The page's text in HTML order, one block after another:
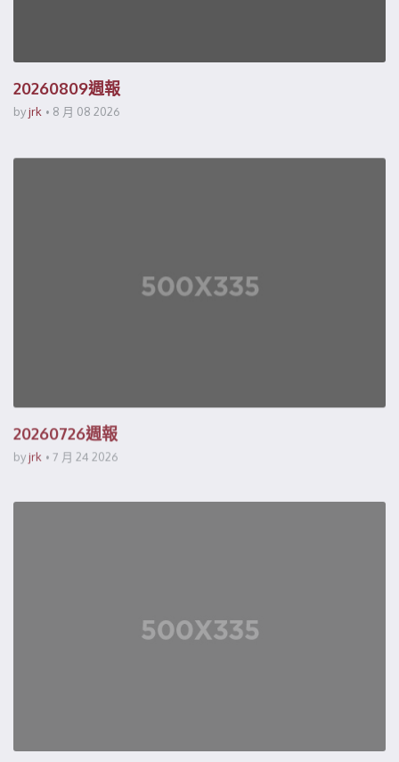
20260809週報
byjrk 8 月 08 2026
20260726週報
by jrk 7 月 24 2026